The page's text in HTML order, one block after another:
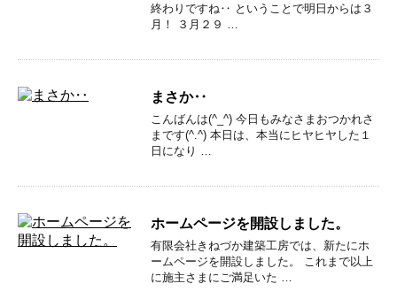
終わりですね‥ ということで明日からは３
月！ ３月２９ …
まさか‥
こんばんは(^_^) 今日もみなさまおつかれさ
まです(^.^) 本日は、本当にヒヤヒヤした１
日になり …
ホームページを開設しました。
有限会社きねづか建築工房では、新たにホ
ームページを開設しました。 これまで以上
に施主さまにご満足いた …